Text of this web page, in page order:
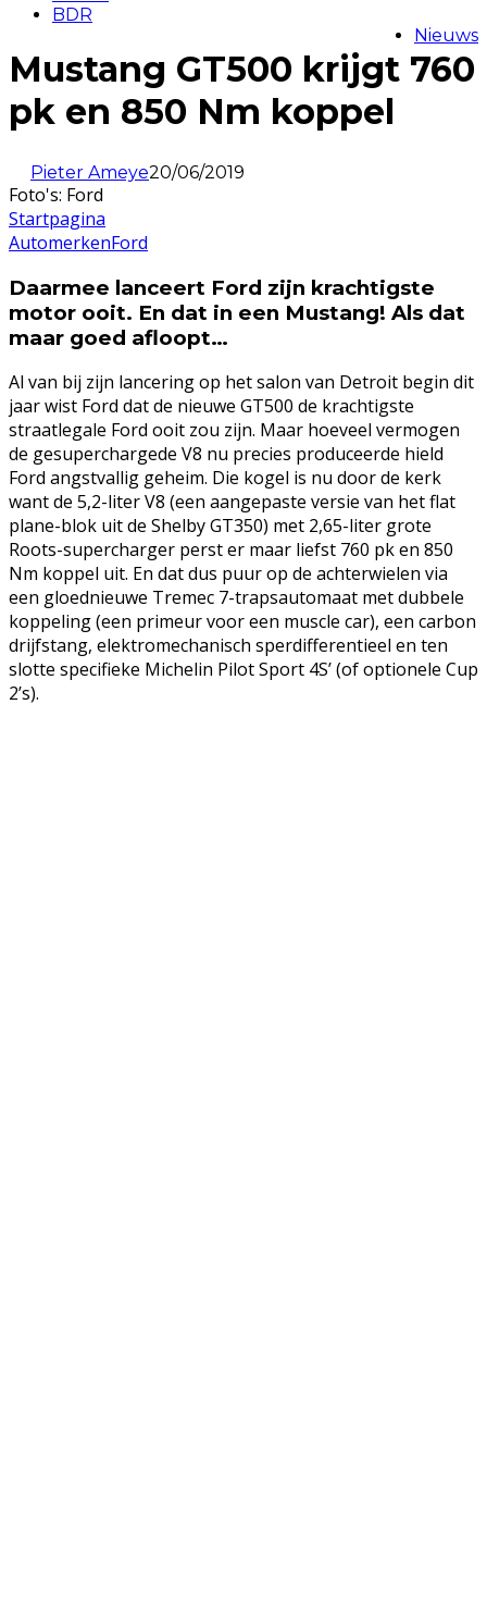
BDR
Nieuws
Mustang GT500 krijgt 760
pk en 850 Nm koppel
Pieter Ameye20/06/2019
Foto's: Ford
Startpagina
AutomerkenFord
Daarmee lanceert Ford zijn krachtigste
motor ooit. En dat in een Mustang! Als dat
maar goed afloopt…
Al van bij zijn lancering op het salon van Detroit begin dit
jaar wist Ford dat de nieuwe GT500 de krachtigste
straatlegale Ford ooit zou zijn. Maar hoeveel vermogen
de gesuperchargede V8 nu precies produceerde hield
Ford angstvallig geheim. Die kogel is nu door de kerk
want de 5,2-liter V8 (een aangepaste versie van het flat
plane-blok uit de Shelby GT350) met 2,65-liter grote
Roots-supercharger perst er maar liefst 760 pk en 850
Nm koppel uit. En dat dus puur op de achterwielen via
een gloednieuwe Tremec 7-trapsautomaat met dubbele
koppeling (een primeur voor een muscle car), een carbon
drijfstang, elektromechanisch sperdifferentieel en ten
slotte specifieke Michelin Pilot Sport 4S’ (of optionele Cup
2’s).